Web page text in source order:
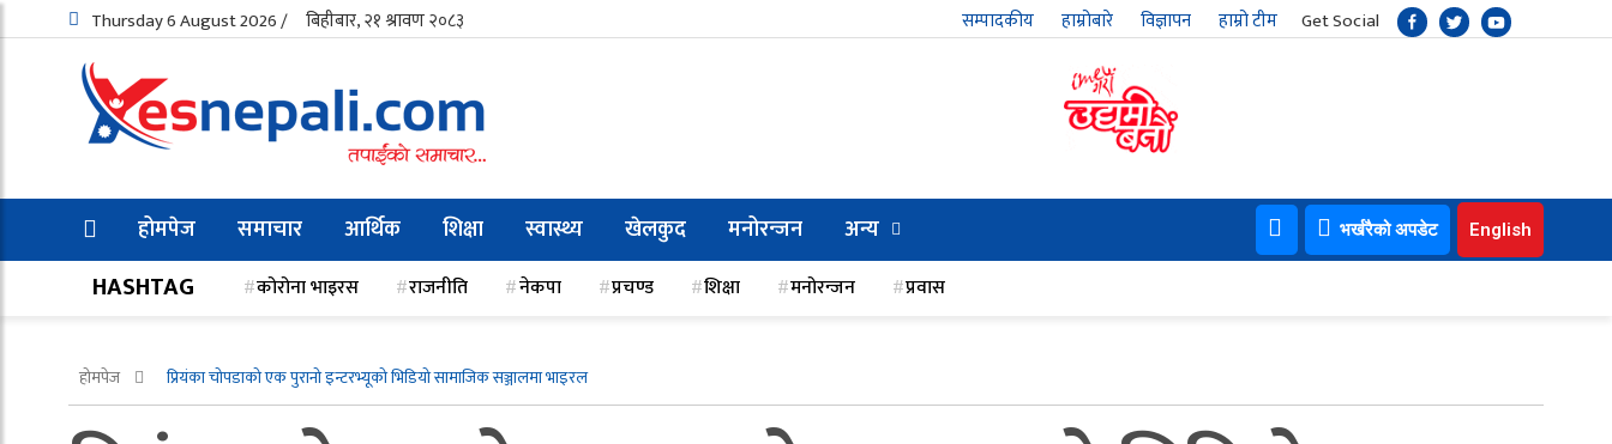
Thursday 6 August 2026 / बिहीबार, २१ श्रावण २०८३ सम्पादकीय हाम्रोबारे विज्ञापन हाम्रो टीम Get Social
होमपेज समाचार आर्थिक शिक्षा स्वास्थ्य खेलकुद मनोरन्जन अन्य भर्खरैको अपडेट English
HASHTAG कोरोना भाइरस राजनीति नेकपा प्रचण्ड शिक्षा मनोरन्जन प्रवास
होमपेज प्रियंका चोपडाको एक पुरानो इन्टरभ्यूको भिडियो सामाजिक सञ्जालमा भाइरल